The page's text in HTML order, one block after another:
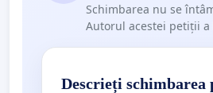
Schimbarea nu se
Autorul acestei petiții
Descrieți schimbarea